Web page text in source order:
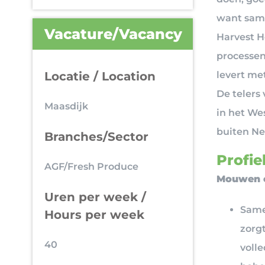
Vacature/Vacancy
Locatie / Location
Maasdijk
Branches/Sector
AGF/Fresh Produce
Uren per week /
Hours per week
40
want
Harvest
levert
De telers
in het
buiten
Mouwen